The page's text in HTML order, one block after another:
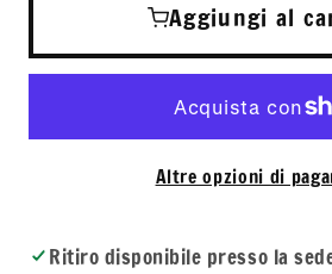
di
Taormina
Eau
Unisex
Aggiungi al
Altre opzioni di
Ritiro disponibile presso la